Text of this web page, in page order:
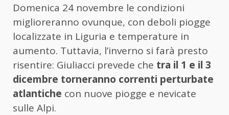
Domenica 24 novembre le condizioni
miglioreranno ovunque, con deboli piogge
localizzate in Liguria e temperature in
aumento. Tuttavia, l’inverno si farà presto
risentire: Giuliacci prevede che tra il 1 e il 3
dicembre torneranno correnti perturbate
atlantiche con nuove piogge e nevicate
sulle Alpi.